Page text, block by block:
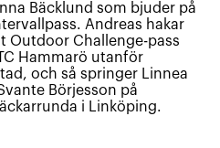
Bäcklund som bjuder på
Andreas hakar
Outdoor Challenge-pass
Hammarö utanför
och så springer Linnea
Börjesson på
i Linköping.